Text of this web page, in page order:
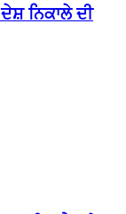
ਨਿਕਾਲੇ ਦੀ